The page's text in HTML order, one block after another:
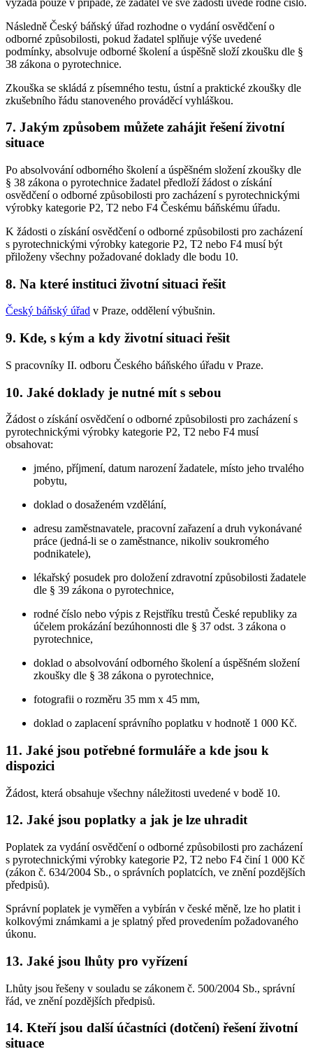
Následně Český báňský úřad rozhodne o vydání osvědčení o
odborné způsobilosti, pokud žadatel splňuje výše uvedené
podmínky, absolvuje odborné školení a úspěšně složí zkoušku dle §
38 zákona o pyrotechnice.
Zkouška se skládá z písemného testu, ústní a praktické zkoušky dle
zkušebního řádu stanoveného prováděcí vyhláškou.
7. Jakým způsobem můžete zahájit řešení životní
situace
Po absolvování odborného školení a úspěšném složení zkoušky dle
§ 38 zákona o pyrotechnice žadatel předloží žádost o získání
osvědčení o odborné způsobilosti pro zacházení s pyrotechnickými
výrobky kategorie P2, T2 nebo F4 Českému báňskému úřadu.
K žádosti o získání osvědčení o odborné způsobilosti pro zacházení
s pyrotechnickými výrobky kategorie P2, T2 nebo F4 musí být
přiloženy všechny požadované doklady dle bodu 10.
8. Na které instituci životní situaci řešit
Český báňský úřad v Praze, oddělení výbušnin.
9. Kde, s kým a kdy životní situaci řešit
S pracovníky II. odboru Českého báňského úřadu v Praze.
10. Jaké doklady je nutné mít s sebou
Žádost o získání osvědčení o odborné způsobilosti pro zacházení s
pyrotechnickými výrobky kategorie P2, T2 nebo F4 musí
obsahovat:
jméno, příjmení, datum narození žadatele, místo jeho trvalého
pobytu,
doklad o dosaženém vzdělání,
adresu zaměstnavatele, pracovní zařazení a druh vykonávané
práce (jedná-li se o zaměstnance, nikoliv soukromého
podnikatele),
lékařský posudek pro doložení zdravotní způsobilosti žadatele
dle § 39 zákona o pyrotechnice,
rodné číslo nebo výpis z Rejstříku trestů České republiky za
účelem prokázání bezúhonnosti dle § 37 odst. 3 zákona o
pyrotechnice,
doklad o absolvování odborného školení a úspěšném složení
zkoušky dle § 38 zákona o pyrotechnice,
fotografii o rozměru 35 mm x 45 mm,
doklad o zaplacení správního poplatku v hodnotě 1 000 Kč.
11. Jaké jsou potřebné formuláře a kde jsou k
dispozici
Žádost, která obsahuje všechny náležitosti uvedené v bodě 10.
12. Jaké jsou poplatky a jak je lze uhradit
Poplatek za vydání osvědčení o odborné způsobilosti pro zacházení
s pyrotechnickými výrobky kategorie P2, T2 nebo F4 činí 1 000 Kč
(zákon č. 634/2004 Sb., o správních poplatcích, ve znění pozdějších
předpisů).
Správní poplatek je vyměřen a vybírán v české měně, lze ho platit i
kolkovými známkami a je splatný před provedením požadovaného
úkonu.
13. Jaké jsou lhůty pro vyřízení
Lhůty jsou řešeny v souladu se zákonem č. 500/2004 Sb., správní
řád, ve znění pozdějších předpisů.
14. Kteří jsou další účastníci (dotčení) řešení životní
situace